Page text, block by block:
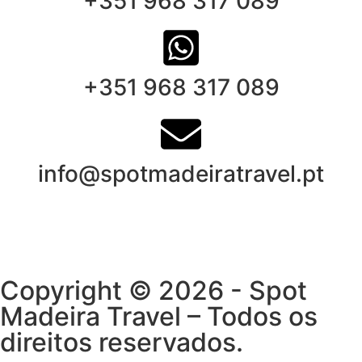
proteção solar e de uma máquina fotográfica
captar a beleza paisagística ao longo da sua viagem.
+351 968 317 089
info@spotmadeiratravel.pt
Copyright © 2026 - Spot
Madeira Travel – Todos os
direitos reservados.